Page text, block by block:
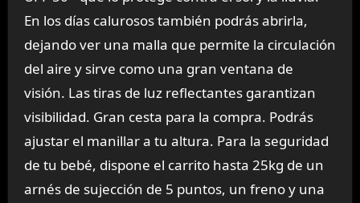
En los días calurosos también podrás abrirla,
dejando ver una malla que permite la circulación
del aire y sirve como una gran ventana de
visión. Las tiras de luz reflectantes garantizan
visibilidad. Gran cesta para la compra. Podrás
ajustar el manillar a tu altura. Para la seguridad
de tu bebé, dispone el carrito hasta 25kg de un
arnés de sujección de 5 puntos, un freno y una